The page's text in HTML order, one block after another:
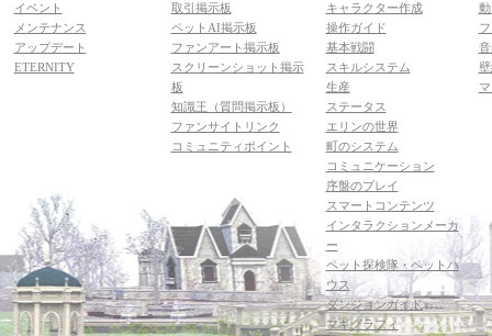
イベント
メンテナンス
アップデート
ETERNITY
取引掲示板
ペットAI掲示板
ファンアート掲示板
スクリーンショット掲示
板
知識王（質問掲示板）
ファンサイトリンク
コミュニティポイント
キャラクター作成
操作ガイド
基本戦闘
スキルシステム
生産
ステータス
エリンの世界
町のシステム
コミュニケーション
序盤のプレイ
スマートコンテンツ
インタラクションメーカ
ー
ペット探検隊・ペットハ
ウス
ダンジョンガイド
マギグラフィ